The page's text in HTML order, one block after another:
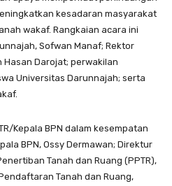
kesadaran masyarakat
wakaf. Rangkaian acara ini
Sofwan Manaf; Rektor
Hasan Darojat; perwakilan
Universitas Darunnajah; serta
Kepala BPN dalam kesempatan
BPN, Ossy Dermawan; Direktur
Tanah dan Ruang (PPTR),
Tanah dan Ruang,